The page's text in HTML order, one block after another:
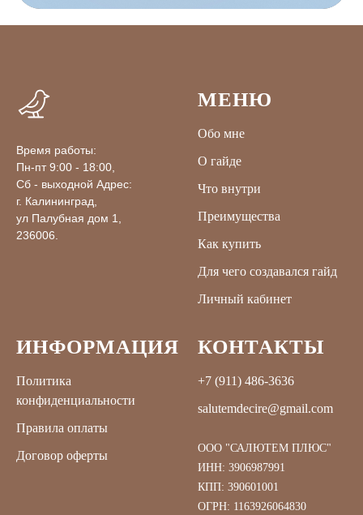
Время работы:
Пн-пт 9:00 - 18:00,
Сб - выходной Адрес:
г. Калининград,
ул Палубная дом 1,
236006.
МЕНЮ
Обо мне
О гайде
Что внутри
Преимущества
Как купить
Для чего создавался гайд
Личный кабинет
ИНФОРМАЦИЯ
Политика
конфиденциальности
Правила оплаты
Договор оферты
КОНТАКТЫ
+7 (911) 486-3636
salutemdecire@gmail.com
ООО "САЛЮТЕМ ПЛЮС"
ИНН: 3906987991
КПП: 390601001
ОГРН: 1163926064830